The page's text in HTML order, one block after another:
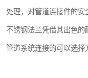
处理，对管道连接件的安
不锈钢法兰凭借其出色
管道系统连接的可以选择